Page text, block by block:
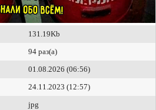
131.19Kb
94 раз(а)
01.08.2026 (06:56)
24.11.2023 (12:57)
jpg